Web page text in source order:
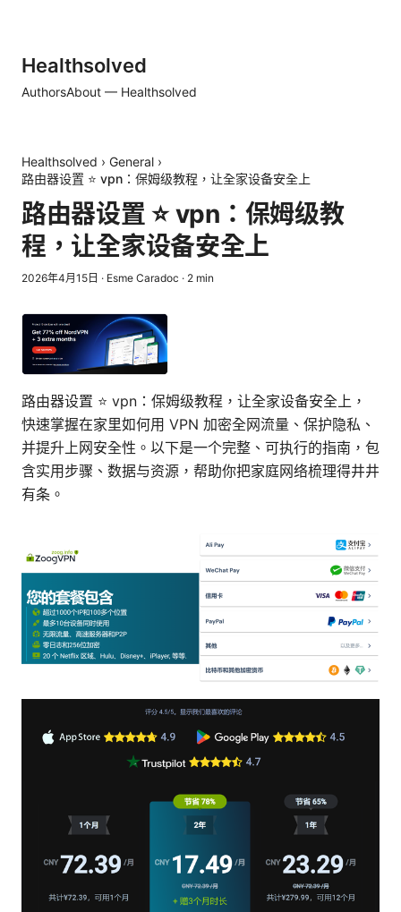
Healthsolved
AuthorsAbout — Healthsolved
Healthsolved › General ›
路由器设置 ⭐ vpn：保姆级教程，让全家设备安全上
路由器设置 ⭐ vpn：保姆级教
程，让全家设备安全上
2026年4月15日 · Esme Caradoc · 2 min
路由器设置 ⭐ vpn：保姆级教程，让全家设备安全上，
快速掌握在家里如何用 VPN 加密全网流量、保护隐私、
并提升上网安全性。以下是一个完整、可执行的指南，包
含实用步骤、数据与资源，帮助你把家庭网络梳理得井井
有条。